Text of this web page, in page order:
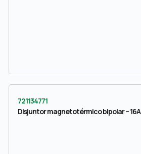
721134771
Disjuntor magnetotérmico bipolar – 16A